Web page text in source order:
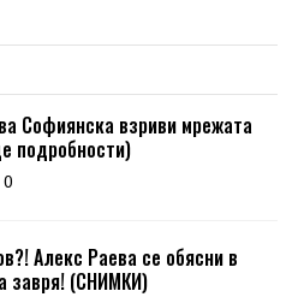
Софиянска взриви мрежата
подробности)
0
Алекс Раева се обясни в
завря! (СНИМКИ)